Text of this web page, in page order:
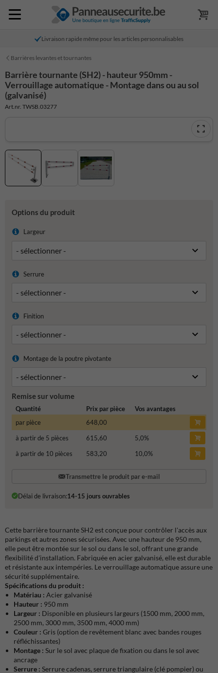
Livraison rapide même pour les articles personnalisables
Barrières levantes et tournantes
Barrière tournante (SH2) - hauteur 950mm -
Verrouillage automatique - Montage dans ou au sol
(galvanisé)
Art.nr. TWSB.03277
Options du produit
Largeur
Serrure
Finition
Montage de la poutre pivotante
Remise sur volume
Quantité Prix par pièce
Vos avantages
par pièce
648,00
à partir de 5 pièces
615,60 5,0%
à partir de 10 pièces
583,20 10,0%
Transmettre le produit par e-mail
Délai de livraison:14-15 jours ouvrables
Cette barrière tournante SH2 est conçue pour contrôler l'accès aux
parkings et autres zones sécurisées. Avec une hauteur de 950 mm,
elle peut être montée sur le sol ou dans le sol, offrant une grande
flexibilité d'installation. Fabriquée en acier galvanisé, elle est durable
et résistante aux intempéries. Le verrouillage automatique assure une
sécurité supplémentaire.
Spécifications du produit :
Matériau : Acier galvanisé
Hauteur : 950 mm
Largeur : Disponible en plusieurs largeurs (1500 mm, 2000 mm,
2500 mm, 3000 mm, 3500 mm, 4000 mm)
Couleur : Gris (option de revêtement blanc avec bandes rouges
réfléchissantes)
Montage : Sur le sol avec plaque de fixation ou dans le sol avec
ancrage
Serrure : Serrure cadenas, serrure triangulaire (clé pompier) ou